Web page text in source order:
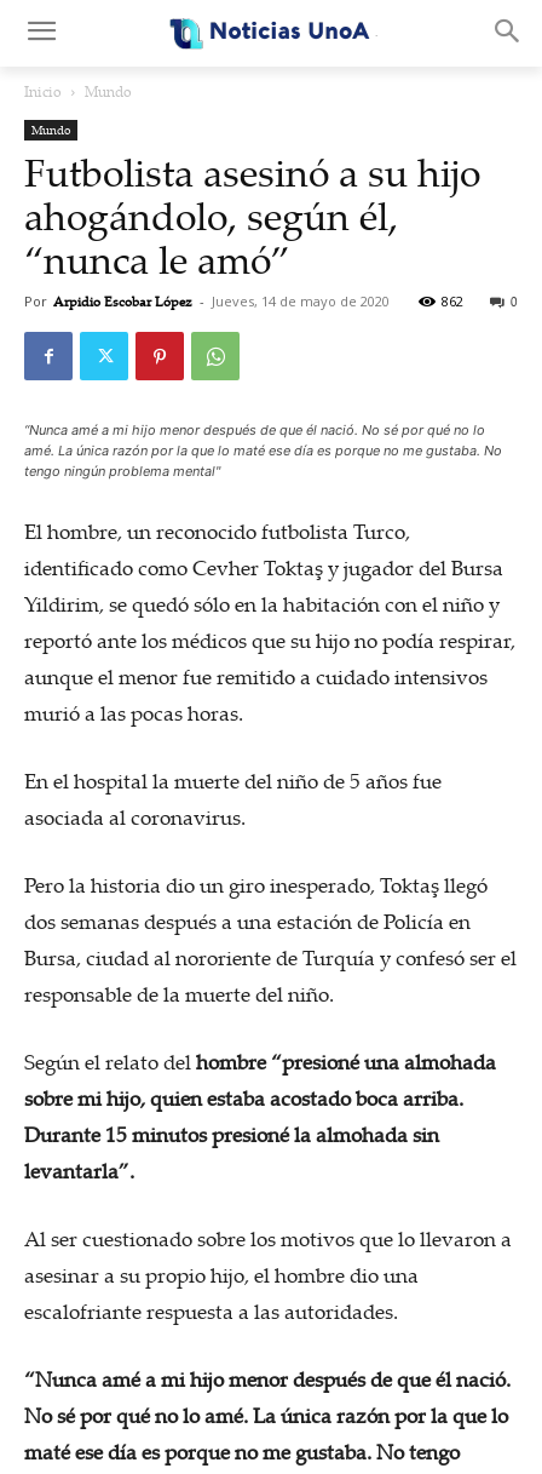
Inicio Mundo
Mundo
Futbolista asesinó a su hijo
ahogándolo, según él,
“nunca le amó”
Por Arpidio Escobar López - Jueves, 14 de mayo de 2020 0
862
“Nunca amé a mi hijo menor después de que él nació. No sé por qué no lo
amé. La única razón por la que lo maté ese día es porque no me gustaba. No
tengo ningún problema mental"
El hombre, un reconocido futbolista Turco,
identificado como Cevher Toktaş y jugador del Bursa
Yildirim, se quedó sólo en la habitación con el niño y
reportó ante los médicos que su hijo no podía respirar,
aunque el menor fue remitido a cuidado intensivos
murió a las pocas horas.
En el hospital la muerte del niño de 5 años fue
asociada al coronavirus.
Pero la historia dio un giro inesperado, Toktaş llegó
dos semanas después a una estación de Policía en
Bursa, ciudad al nororiente de Turquía y confesó ser el
responsable de la muerte del niño.
Según el relato delhombre “presioné una almohada
sobre mi hijo, quien estaba acostado boca arriba.
Durante 15 minutos presioné la almohada sin
levantarla”.
Al ser cuestionado sobre los motivos que lo llevaron a
asesinar a su propio hijo, el hombre dio una
escalofriante respuesta a las autoridades.
“Nunca amé a mi hijo menor después de que él nació.
No sé por qué no lo amé. La única razón por la que lo
maté ese día es porque no me gustaba. No tengo